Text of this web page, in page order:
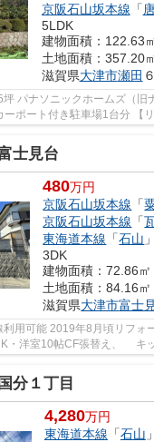
京阪石山坂本線 「
5LDK
建物面積：122.63
土地面積：357.20
滋賀県大津市瀬田
パナソニックホームズ（旧
ポート付き駐車場1台分 【
グの一部フローリング張替え
士見台
480万円
京阪石山坂本線 「
京阪石山坂本線 「
東海道本線 「石山
3DK
建物面積：72.86㎡
土地面積：84.16㎡
滋賀県大津市富士
利用可能 2019年8月頃リフ
・洋室10帖CF張替え、 キ
実しています
国分１丁目
4,280万円
東海道本線 「石山